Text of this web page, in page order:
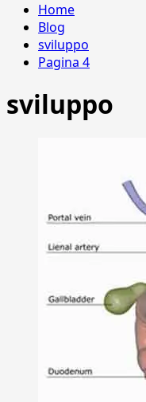
Home
Blog
sviluppo
Pagina 4
sviluppo